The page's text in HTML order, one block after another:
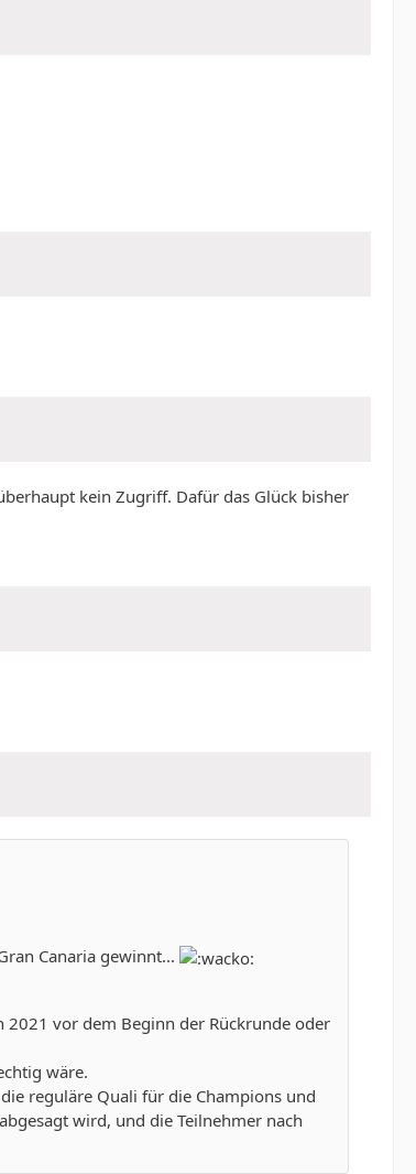
kein Zugriff. Dafür das Glück bisher
Canaria gewinnt...
2021 vor dem Beginn der Rückrunde oder
wäre.
reguläre Quali für die Champions und
wird, und die Teilnehmer nach